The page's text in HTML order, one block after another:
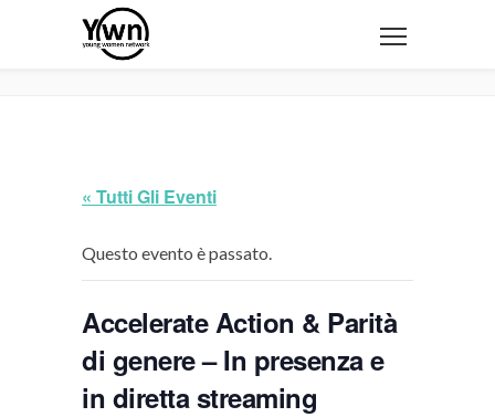
« Tutti Gli Eventi
Questo evento è passato.
Accelerate Action & Parità
di genere – In presenza e
in diretta streaming